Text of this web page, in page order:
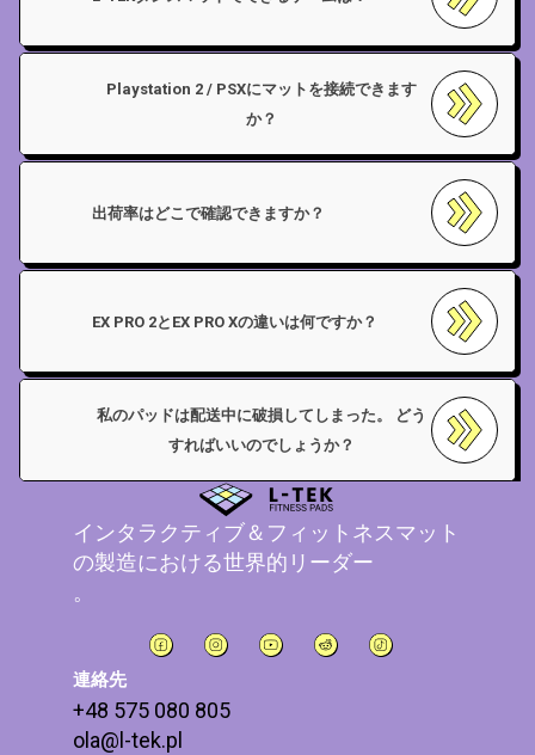
Playstation 2 / PSXにマットを接続できます
か？
出荷率はどこで確認できますか？
EX PRO 2とEX PRO Xの違いは何ですか？
私のパッドは配送中に破損してしまった。 どう
すればいいのでしょうか？
インタラクティブ＆フィットネスマット
の製造における世界的リーダー
。
連絡先
+48 575 080 805
ola@l-tek.pl